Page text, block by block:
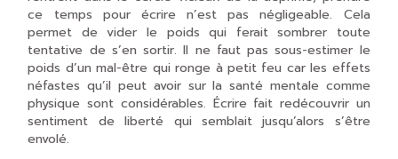
ce temps pour écrire n’est pas négligeable. Cela
permet de vider le poids qui ferait sombrer toute
tentative de s’en sortir. Il ne faut pas sous-estimer le
poids d’un mal-être qui ronge à petit feu car les effets
néfastes qu’il peut avoir sur la santé mentale comme
physique sont considérables. Écrire fait redécouvrir un
sentiment de liberté qui semblait jusqu’alors s’être
envolé.